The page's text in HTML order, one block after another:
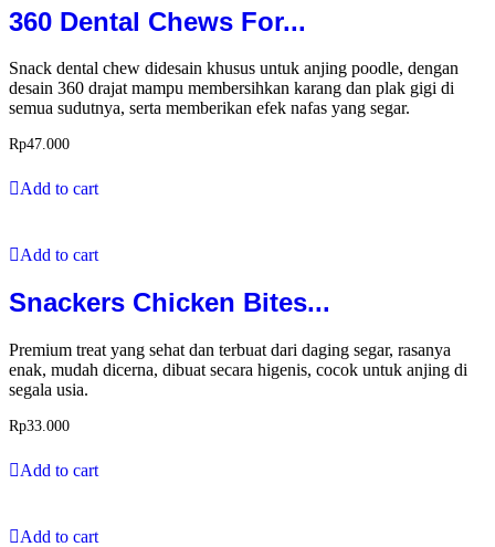
360 Dental Chews For...
Snack dental chew didesain khusus untuk anjing poodle, dengan
desain 360 drajat mampu membersihkan karang dan plak gigi di
semua sudutnya, serta memberikan efek nafas yang segar.
Rp47.000
Add to cart
Add to cart
Snackers Chicken Bites...
Premium treat yang sehat dan terbuat dari daging segar, rasanya
enak, mudah dicerna, dibuat secara higenis, cocok untuk anjing di
segala usia.
Rp33.000
Add to cart
Add to cart